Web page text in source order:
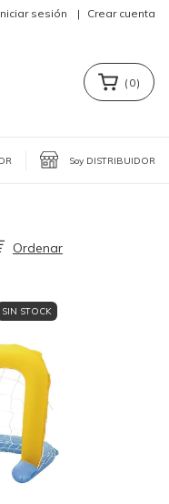
sesión | Crear cuenta
( 0)
Soy DISTRIBUIDOR
Ordenar
SIN STOCK